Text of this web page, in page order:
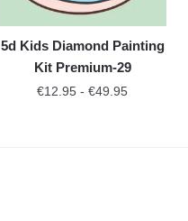
5d Kids Diamond Painting
Kit Premium-29
€12.95 - €49.95